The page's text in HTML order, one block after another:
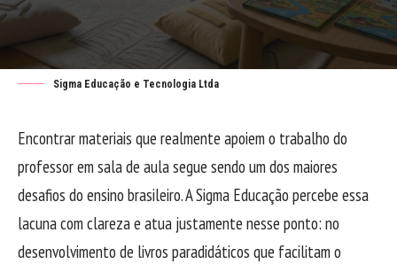
Sigma Educação e Tecnologia Ltda
Encontrar materiais que realmente apoiem o trabalho do
professor em sala de aula segue sendo um dos maiores
desafios do ensino brasileiro. A Sigma Educação percebe essa
lacuna com clareza e atua justamente nesse ponto: no
desenvolvimento de livros paradidáticos que facilitam o